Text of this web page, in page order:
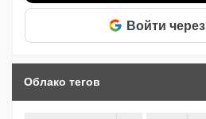
Войти
Облако тегов